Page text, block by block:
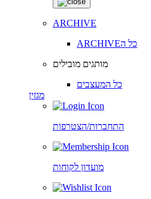
ARCHIVE
ARCHIVEכל ה
מותגים מובילים
כל המעצבים
מגזין
התחברות/הצטרפות
מועדון לקוחות